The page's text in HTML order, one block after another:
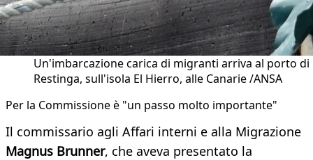
Un'imbarcazione carica di migranti arriva al porto di
Restinga, sull'isola El Hierro, alle Canarie /ANSA
Per la Commissione è "un passo molto importante"
Il commissario agli Affari interni e alla Migrazione
Magnus Brunner, che aveva presentato la